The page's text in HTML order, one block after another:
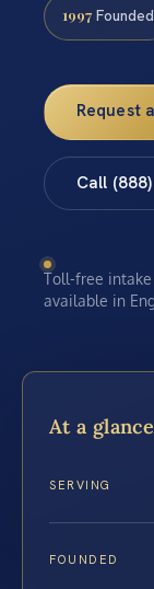
1997 Founded
Request
Call
Toll-free intake
available in
At a glance
SERVING
FOUNDED